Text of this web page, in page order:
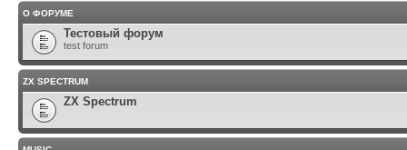
О ФОРУМЕ
Тестовый форум
test forum
ZX SPECTRUM
ZX Spectrum